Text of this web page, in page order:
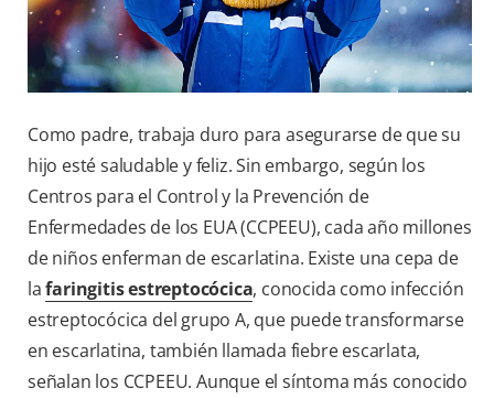
DONDE COMPRAR
PY (ES)
Como padre, trabaja duro para asegurarse de que su
hijo esté saludable y feliz. Sin embargo, según los
Centros para el Control y la Prevención de
Enfermedades de los EUA (CCPEEU), cada año millones
de niños enferman de escarlatina. Existe una cepa de
lafaringitis estreptocócica, conocida como infección
estreptocócica del grupo A, que puede transformarse
en escarlatina, también llamada fiebre escarlata,
señalan los CCPEEU. Aunque el síntoma más conocido